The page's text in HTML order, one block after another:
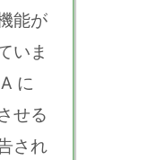
能が
いま
に
せる
され